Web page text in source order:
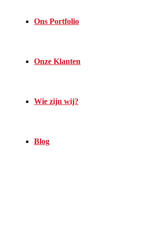
Ons Portfolio
Onze Klanten
Wie zijn wij?
Blog